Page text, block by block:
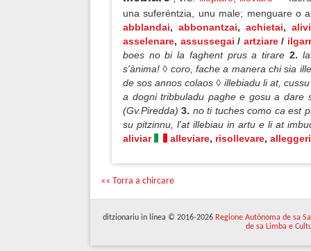
una suferéntzia, unu male; menguare o
abblandai, abbonantzai, achietai,
asselenare, assussegai / artziare /
boes no bi la faghent prus a tirare 2.
s'ànima! ◊ coro, fache a manera chi sia
de sos annos colaos ◊ illebiadu li at,
a dogni tribbuladu paghe e gosu a dare
(Gv.Piredda) 3. no ti tuches como ca est
su pitzinnu, l'at illebiau in artu e li at
aliviar
alleviare, risollevare,
«« Torra a chircare
ditzionariu in línea © 2016-2026 Regione Autònoma de sa
de sa Limba e